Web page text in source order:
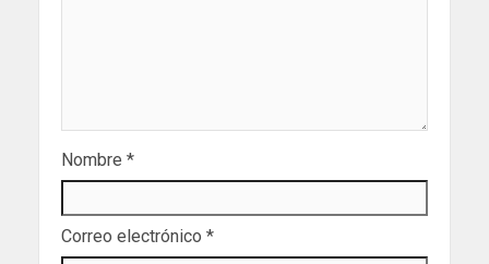
Nombre *
Correo electrónico *